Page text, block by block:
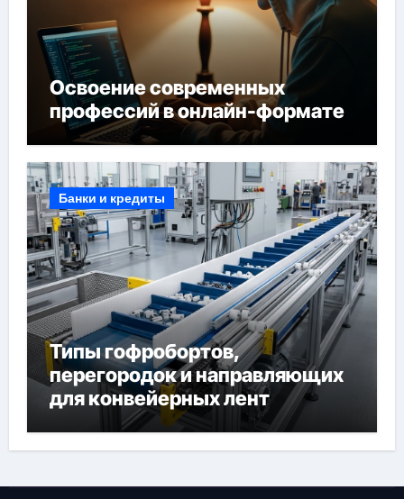
Освоение современных
профессий в онлайн-формате
Банки и кредиты
Типы гофробортов,
перегородок и направляющих
для конвейерных лент